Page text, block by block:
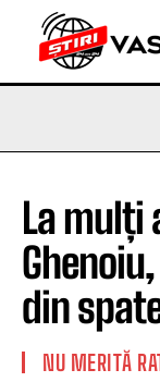
La mulți
din
NU MERITĂ